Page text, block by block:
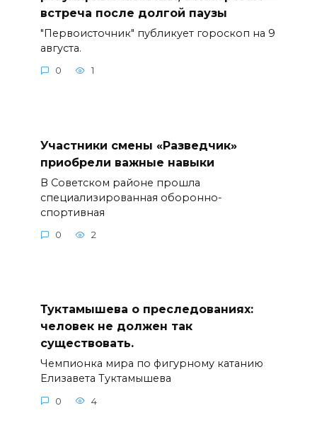
встреча после долгой паузы
"Первоисточник" публикует гороскоп на 9
августа.
0 1
Участники смены «Разведчик»
приобрели важные навыки
В Советском районе прошла
специализированная оборонно-
спортивная
0 2
Туктамышева о преследованиях:
человек не должен так
существовать.
Чемпионка мира по фигурному катанию
Елизавета Туктамышева
0 4